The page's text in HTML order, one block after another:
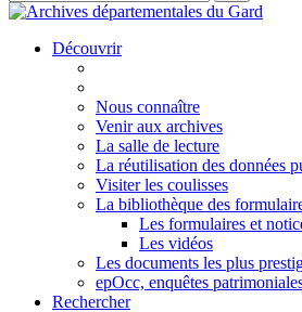
Découvrir
Nous connaître
Venir aux archives
La salle de lecture
La réutilisation des données
Visiter les coulisses
La bibliothèque des
Les formulaires et
Les vidéos
Les documents les plus
epOcc, enquêtes
Rechercher